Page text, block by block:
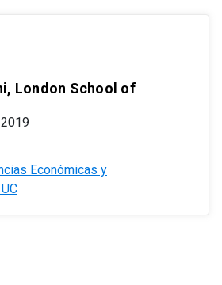
London School of
Económicas y